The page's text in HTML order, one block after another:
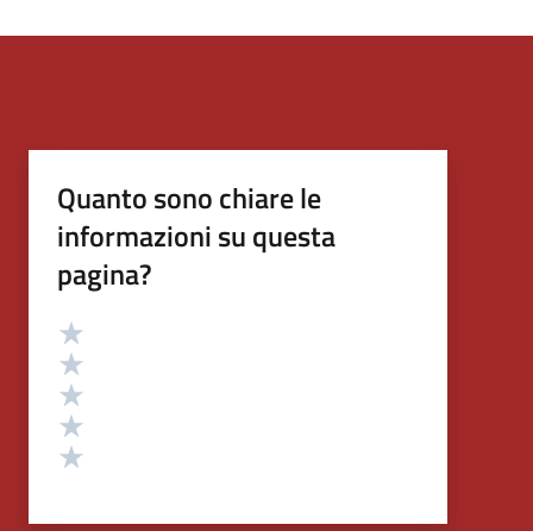
Quanto sono chiare le
informazioni su questa
pagina?
Valutazione